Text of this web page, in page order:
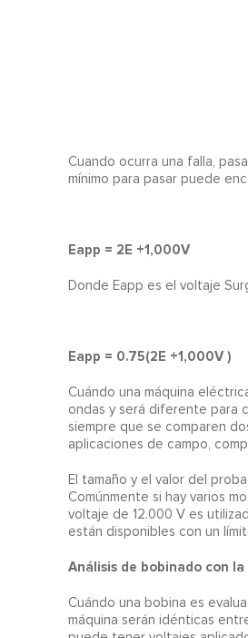
Cuando ocurra una falla,
mínimo para pasar puede
Eapp = 2E +1,000V
Donde Eapp es el voltaje
Eapp = 0.75(2E +1,000V )
Cuándo una máquina
ondas y será diferente para
siempre que se comparen
aplicaciones de campo,
El tamaño y el valor del
Comúnmente si hay varios
voltaje de 12.000 V es
están disponibles con un
Análisis de bobinado con
Cuándo una bobina es
máquina serán idénticas